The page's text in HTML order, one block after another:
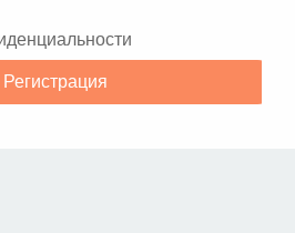
Регистрация